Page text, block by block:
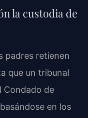
la custodia de
padres retienen
que un tribunal
Condado de
en los